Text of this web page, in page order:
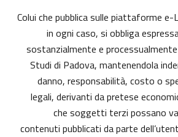
Colui che pubblica sulle piattaforme e-
in ogni caso, si obbliga
sostanzialmente e processualmente
Studi di Padova, mantenendola
danno, responsabilità, costo o
legali, derivanti da pretese
che soggetti terzi possano
contenuti pubblicati da parte